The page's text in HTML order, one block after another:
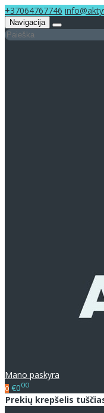
+37064767746
Navigacija
Mano paskyra
0 €000
Prekių krepšelis